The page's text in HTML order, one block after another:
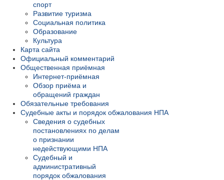
спорт
Развитие туризма
Социальная политика
Образование
Культура
Карта сайта
Официальный комментарий
Общественная приёмная
Интернет-приёмная
Обзор приёма и
обращений граждан
Обязательные требования
Судебные акты и порядок обжалования НПА
Сведения о судебных
постановлениях по делам
о признании
недействующими НПА
Судебный и
административный
порядок обжалования